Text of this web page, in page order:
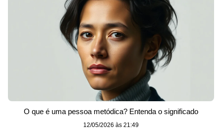
O que é uma pessoa metódica? Entenda o significado
12/05/2026 às 21:49